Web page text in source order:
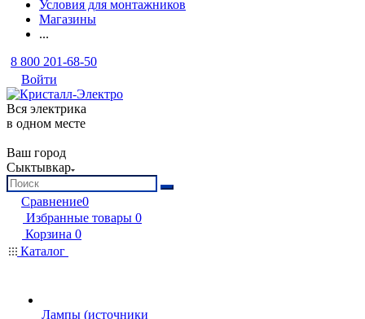
Условия для монтажников
Магазины
...
8 800 201-68-50
Войти
Вся электрика
в одном месте
Ваш город
Сыктывкар
Сравнение0
Избранные товары 0
Корзина 0
Каталог
Лампы (источники